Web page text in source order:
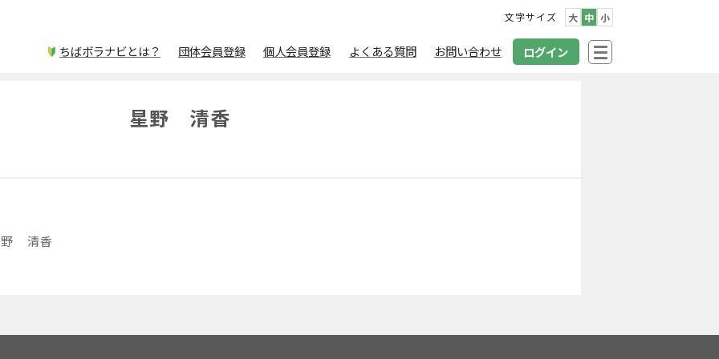
文字サイズ 大 中 小
ちばボラナビとは？ 団体会員登録 個人会員登録 よくある質問 お問い合わせ ログイン
星野 清香
清香